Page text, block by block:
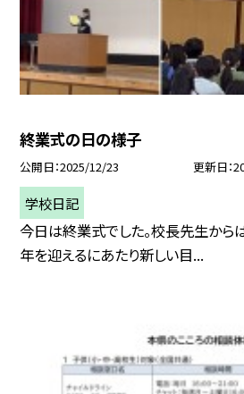
終業式の日の様子
公開日 2025/12/23 更新日
学校日記
今日は終業式でした。校長先生から
年を迎えるにあたり新しい目...